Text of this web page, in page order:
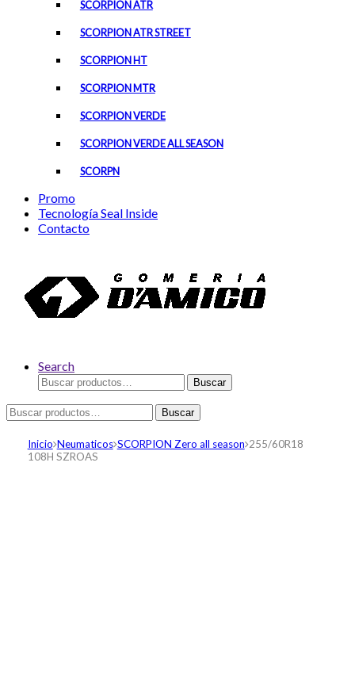
SCORPION ATR
SCORPION ATR STREET
SCORPION HT
SCORPION MTR
SCORPION VERDE
SCORPION VERDE ALL SEASON
SCORPN
Promo
Tecnología Seal Inside
Contacto
Search
Buscar
por:
Buscar
Buscar
por:
Buscar
Inicio Neumaticos SCORPION Zero all season 255/60R18
108H SZROAS